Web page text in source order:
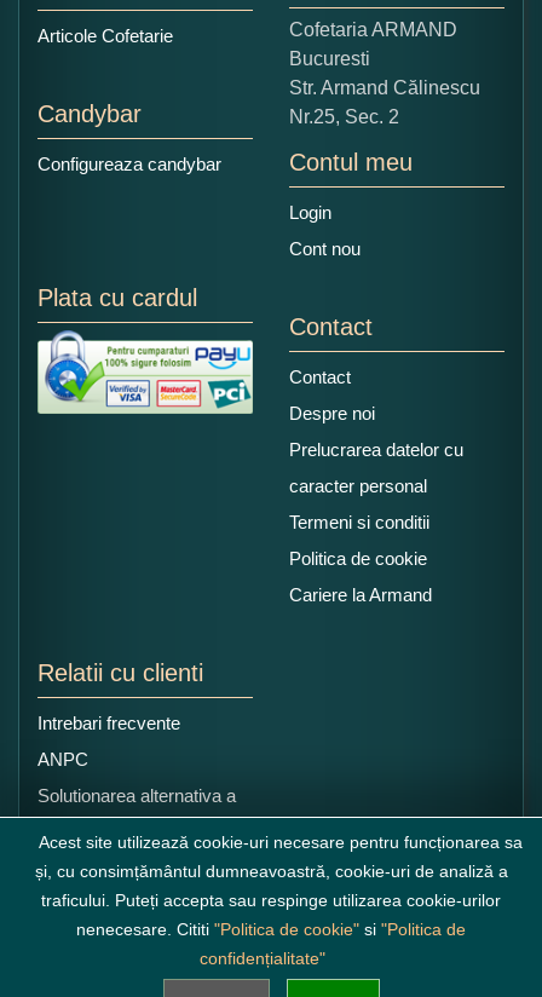
Copiati alaturi numarul din imagine:
Articole Cofetarie
Candybar
Configureaza candybar
Cofetaria ARMAND
Bucuresti
Str. Armand Călinescu
Nr.25, Sec. 2
Contul meu
Login
Cont nou
Plata cu cardul
Contact
Contact
Despre noi
Prelucrarea datelor cu
caracter personal
Termeni si conditii
Politica de cookie
Cariere la Armand
Relatii cu clienti
Intrebari frecvente
ANPC
Solutionarea alternativa a
litigiilor
Acest site utilizează cookie-uri necesare pentru funcționarea sa
și, cu consimțământul dumneavoastră, cookie-uri de analiză a
traficului. Puteți accepta sau respinge utilizarea cookie-urilor
nenecesare. Cititi "Politica de cookie" si "Politica de
confidențialitate"